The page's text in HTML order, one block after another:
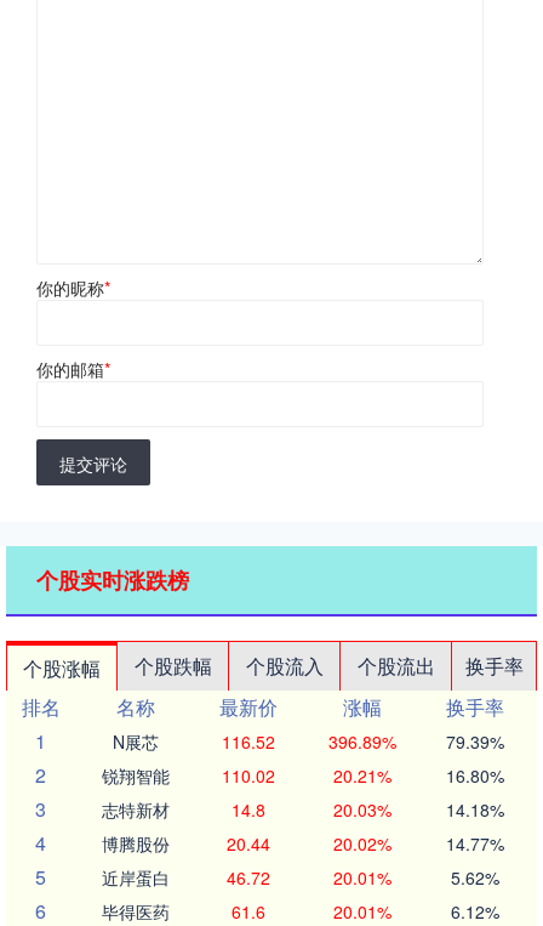
你的昵称*
你的邮箱*
提交评论
个股实时涨跌榜
个股涨幅 个股跌幅 个股流入 个股流出
换手率
排名
名称 最新价 涨幅
换手率
1
N展芯 116.52 396.89% 79.39%
2 锐翔智能 110.02 20.21% 16.80%
3 志特新材 14.8 20.03% 14.18%
4 博腾股份 20.44 20.02% 14.77%
5 近岸蛋白 46.72 20.01% 5.62%
6 毕得医药 61.6 20.01% 6.12%